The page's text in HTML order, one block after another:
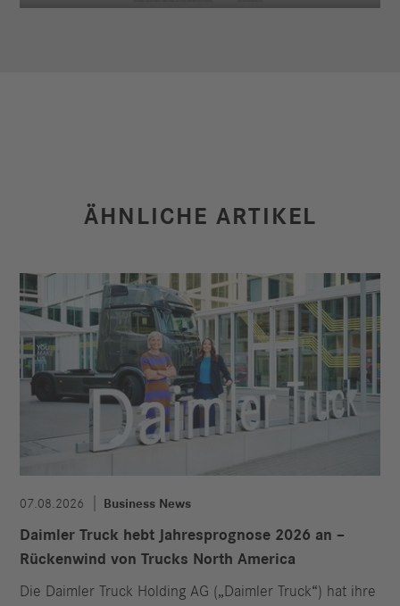
ÄHNLICHE ARTIKEL
07.08.2026 Business News
Daimler Truck hebt Jahresprognose 2026 an –
Rückenwind von Trucks North America
Die Daimler Truck Holding AG („Daimler Truck“) hat ihre